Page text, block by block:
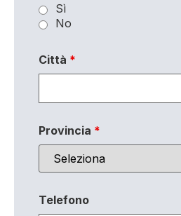
Sì
No
Città *
Provincia *
Telefono